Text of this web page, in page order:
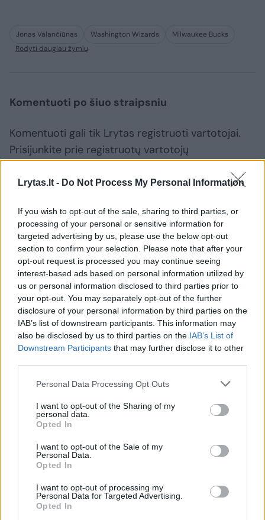
Lrytas.lt - Do Not Process My Personal Information
If you wish to opt-out of the sale, sharing to third parties, or
processing of your personal or sensitive information for
targeted advertising by us, please use the below opt-out
section to confirm your selection. Please note that after your
opt-out request is processed you may continue seeing
interest-based ads based on personal information utilized by
us or personal information disclosed to third parties prior to
your opt-out. You may separately opt-out of the further
disclosure of your personal information by third parties on the
IAB’s list of downstream participants. This information may
also be disclosed by us to third parties on the IAB’s List of
Downstream Participants that may further disclose it to other
Personal Data Processing Opt Outs
I want to opt-out of the Sharing of my
personal data.
Opted In
I want to opt-out of the Sale of my
Personal Data.
Opted In
I want to opt-out of processing my
Personal Data for Targeted Advertising.
Opted In
Jonas Valančiūnas Washington Wizards
Milwaukee Bucks
Rodyti daugiau žymių
Komentuoti po šiuo straipsniu
Komentuoti gali tik Lrytas registruoti vartotojai.
Prisijunkite prie registruotų vartotojų
Rodyti komentarus
Prisijungti komentatoriams
Sportas Krepšinis
Šaro sūnėno vedami Lietuvos 16-
mečiai užtikrinta pergale pradėjo
Europos čempionatą